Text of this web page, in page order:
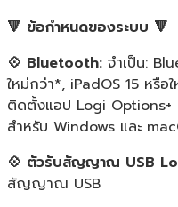
🔻 ข้อกำหนดของระบบ 🔻
💠 Bluetooth: จำเป็น:
ใหม่กว่า*, iPadOS 15 หรื
ติดตั้งแอป Logi Options+
สำหรับ Windows และ
💠 ตัวรับสัญญาณ USB
สัญญาณ USB